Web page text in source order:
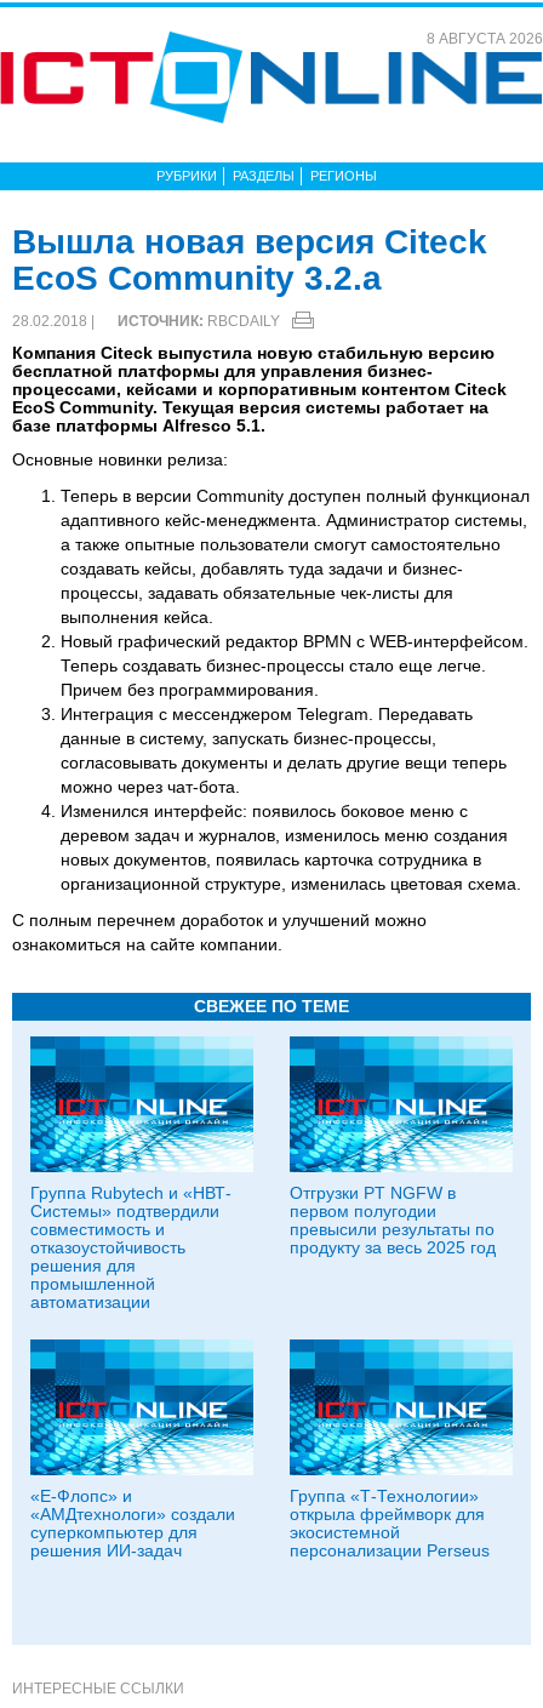
8 АВГУСТА 2026
РУБРИКИ РАЗДЕЛЫ РЕГИОНЫ
Вышла новая версия Citeck
EcoS Community 3.2.a
28.02.2018 | ИСТОЧНИК: RBCDAILY
Компания Citeck выпустила новую стабильную версию
бесплатной платформы для управления бизнес-
процессами, кейсами и корпоративным контентом Citeck
EcoS Community. Текущая версия системы работает на
базе платформы Alfresco 5.1.
Основные новинки релиза:
Теперь в версии Community доступен полный функционал
адаптивного кейс-менеджмента. Администратор системы,
а также опытные пользователи смогут самостоятельно
создавать кейсы, добавлять туда задачи и бизнес-
процессы, задавать обязательные чек-листы для
выполнения кейса.
Новый графический редактор BPMN c WEB-интерфейсом.
Теперь создавать бизнес-процессы стало еще легче.
Причем без программирования.
Интеграция с мессенджером Telegram. Передавать
данные в систему, запускать бизнес-процессы,
согласовывать документы и делать другие вещи теперь
можно через чат-бота.
Изменился интерфейс: появилось боковое меню с
деревом задач и журналов, изменилось меню создания
новых документов, появилась карточка сотрудника в
организационной структуре, изменилась цветовая схема.
С полным перечнем доработок и улучшений можно
ознакомиться на сайте компании.
СВЕЖЕЕ ПО ТЕМЕ
Группа Rubytech и «НВТ-
Системы» подтвердили
совместимость и
отказоустойчивость
решения для
промышленной
автоматизации
Отгрузки PT NGFW в
первом полугодии
превысили результаты по
продукту за весь 2025 год
«Е-Флопс» и
«АМДтехнологи» создали
суперкомпьютер для
решения ИИ-задач
Группа «Т‑Технологии»
открыла фреймворк для
экосистемной
персонализации Perseus
ИНТЕРЕСНЫЕ ССЫЛКИ